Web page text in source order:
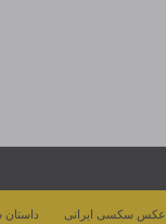
عکس سکسی ایرانی